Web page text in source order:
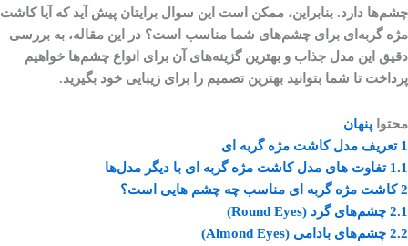
چشم‌ها دارد. بنابراین، ممکن است این سوال برایتان پیش آید که آیا کاشت
مژه گربه‌ای برای چشم‌های شما مناسب است؟ در این مقاله، به بررسی
دقیق این مدل جذاب و بهترین گزینه‌های آن برای انواع چشم‌ها خواهیم
پرداخت تا شما بتوانید بهترین تصمیم را برای زیبایی خود بگیرید.
محتوا پنهان
1 تعریف مدل کاشت مژه گربه ‌ای
1.1 تفاوت ‌های مدل کاشت مژه گربه ‌ای با دیگر مدل‌ها
2 کاشت مژه گربه ای مناسب چه چشم هایی است؟
2.1 چشم‌های گرد (Round Eyes)
2.2 چشم‌های بادامی (Almond Eyes)